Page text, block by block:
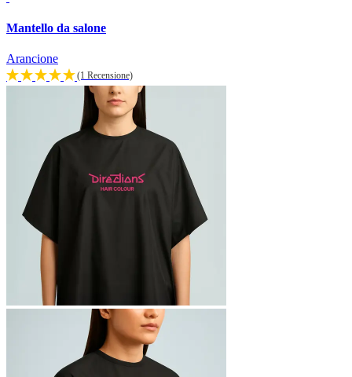
Mantello da salone
Arancione
(1 Recensione)